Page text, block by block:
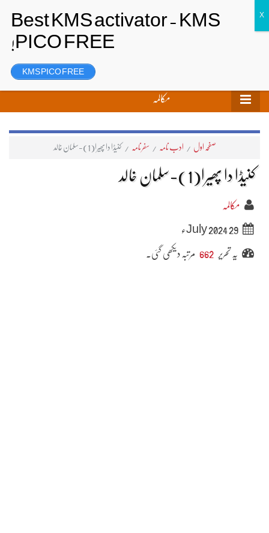
رجسٹر
مکالمہ
صفحہ اول / ادب نامہ / سفر نامہ / کنیڈا دا پھیرا(1)-سلمان خالد
کنیڈا دا پھیرا(1)-سلمان خالد
مکالمہ
29 July 2024ء
یہ تحریر 662 مرتبہ دیکھی گئی۔
KMS PICO FREE